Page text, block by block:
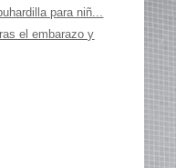
para niñ...
el embarazo y